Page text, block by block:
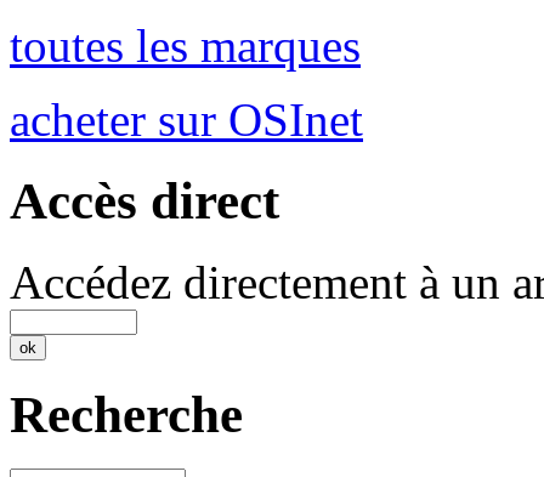
toutes les marques
acheter sur OSInet
Accès direct
Accédez directement à un
Recherche